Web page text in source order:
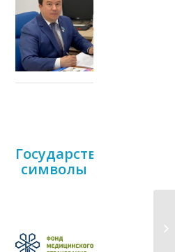
Государственные
символы